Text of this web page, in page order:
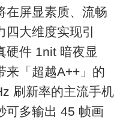
在屏显素质、流畅
大维度实现引
硬件 1nit 暗夜显
来「超越A++」的
刷新率的主流手机
可多输出 45 帧画